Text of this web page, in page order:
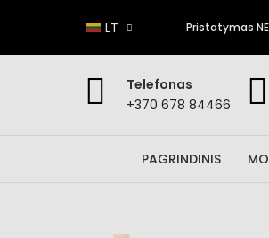
LT Pristatymas
Telefonas
+370 678 84466
PAGRINDINIS